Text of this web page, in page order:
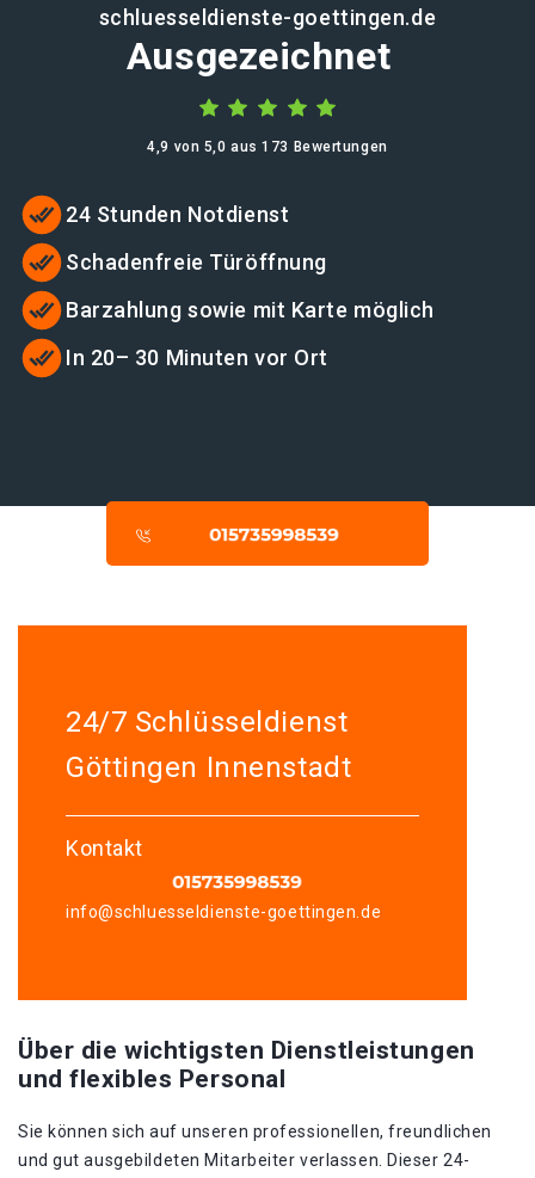
schluesseldienste-goettingen.de
Ausgezeichnet
4,9 von 5,0 aus 173 Bewertungen
24 Stunden Notdienst
Schadenfreie Türöffnung
Barzahlung sowie mit Karte möglich
In 20– 30 Minuten vor Ort
24/7 Schlüsseldienst
Göttingen Innenstadt
Kontakt
info@schluesseldienste-goettingen.de
Über die wichtigsten Dienstleistungen
und flexibles Personal
Sie können sich auf unseren professionellen, freundlichen
und gut ausgebildeten Mitarbeiter verlassen. Dieser 24-